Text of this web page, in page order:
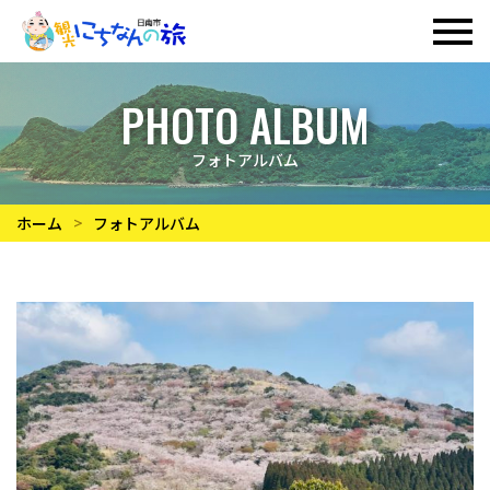
PHOTO ALBUM
フォトアルバム
ホーム フォトアルバム